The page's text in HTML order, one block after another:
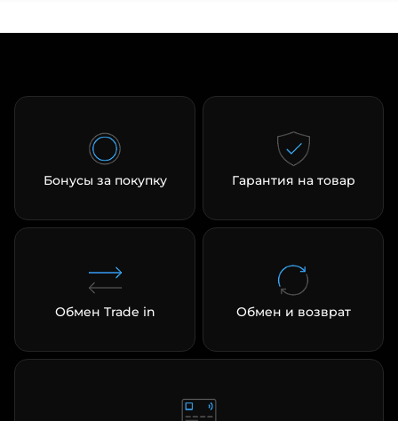
Бонусы за покупку Гарантия на товар
Обмен Trade in Обмен и возврат